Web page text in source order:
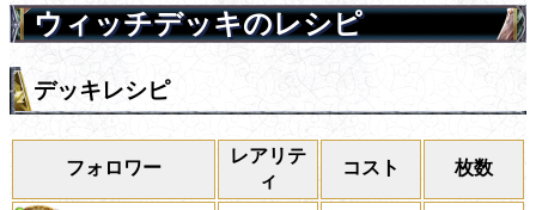
ウィッチデッキのレシピ
デッキレシピ
フォロワー
レアリテ
ィ
コスト 枚数